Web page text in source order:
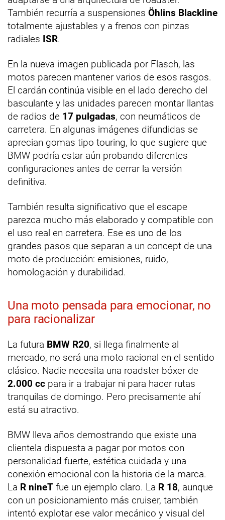
También recurría a suspensiones Öhlins Blackline
totalmente ajustables y a frenos con pinzas
radiales ISR.
En la nueva imagen publicada por Flasch, las
motos parecen mantener varios de esos rasgos.
El cardán continúa visible en el lado derecho del
basculante y las unidades parecen montar llantas
de radios de 17 pulgadas, con neumáticos de
carretera. En algunas imágenes difundidas se
aprecian gomas tipo touring, lo que sugiere que
BMW podría estar aún probando diferentes
configuraciones antes de cerrar la versión
definitiva.
También resulta significativo que el escape
parezca mucho más elaborado y compatible con
el uso real en carretera. Ese es uno de los
grandes pasos que separan a un concept de una
moto de producción: emisiones, ruido,
homologación y durabilidad.
Una moto pensada para emocionar, no
para racionalizar
La futura BMW R20, si llega finalmente al
mercado, no será una moto racional en el sentido
clásico. Nadie necesita una roadster bóxer de
2.000 cc para ir a trabajar ni para hacer rutas
tranquilas de domingo. Pero precisamente ahí
está su atractivo.
BMW lleva años demostrando que existe una
clientela dispuesta a pagar por motos con
personalidad fuerte, estética cuidada y una
conexión emocional con la historia de la marca.
La R nineT fue un ejemplo claro. La R 18, aunque
con un posicionamiento más cruiser, también
intentó explotar ese valor mecánico y visual del